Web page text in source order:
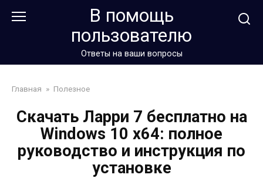
В помощь
пользователю
Ответы на ваши вопросы
Главная » Полезное
Скачать Ларри 7 бесплатно на
Windows 10 x64: полное
руководство и инструкция по
установке